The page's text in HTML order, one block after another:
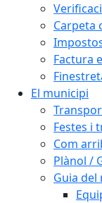
Carpeta
Factura
El municipi
Festes i
Com
Plànol /
Guia del